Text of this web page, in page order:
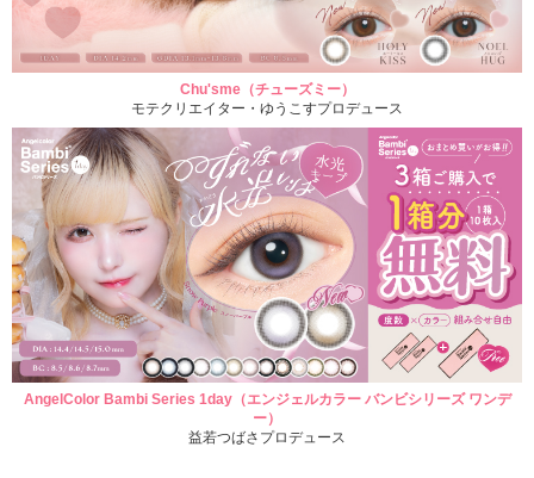
Chu'sme（チューズミー）
モテクリエイター・ゆうこすプロデュース
AngelColor Bambi Series 1day（エンジェルカラー バンビシリーズ ワンデ
ー）
益若つばさプロデュース